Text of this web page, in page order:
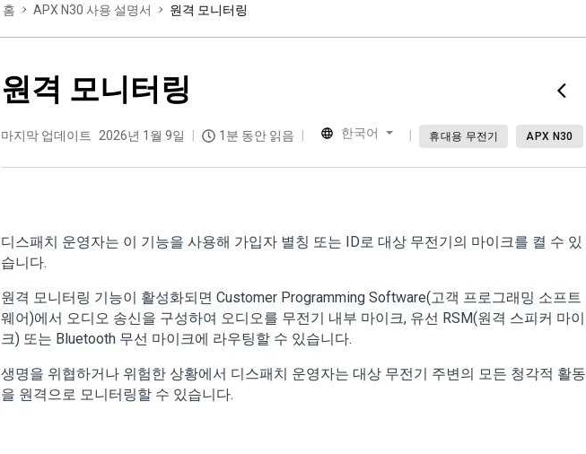
홈 APX N30 사용 설명서 원격 모니터링
원격 모니터링
마지막 업데이트 2026년 1월 9일 1분 동안 읽음 한국어 휴대용 무전기 APX N30
디스패치 운영자는 이 기능을 사용해 가입자 별칭 또는 ID로 대상 무전기의 마이크를 켤 수 있
습니다.
원격 모니터링 기능이 활성화되면 Customer Programming Software(고객 프로그래밍 소프트
웨어)에서 오디오 송신을 구성하여 오디오를 무전기 내부 마이크, 유선 RSM(원격 스피커 마이
크) 또는 Bluetooth 무선 마이크에 라우팅할 수 있습니다.
생명을 위협하거나 위험한 상황에서 디스패치 운영자는 대상 무전기 주변의 모든 청각적 활동
을 원격으로 모니터링할 수 있습니다.